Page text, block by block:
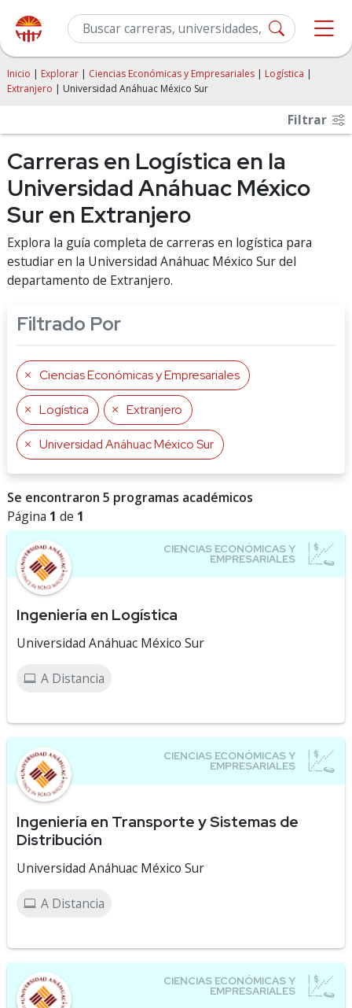
Inicio | Explorar | Ciencias Económicas y Empresariales | Logística |
Extranjero | Universidad Anáhuac México Sur
Filtrar
Carreras en Logística en la
Universidad Anáhuac México
Sur en Extranjero
Explora la guía completa de carreras en logística para
estudiar en la Universidad Anáhuac México Sur del
departamento de Extranjero.
Filtrado Por
Ciencias Económicas y Empresariales
Logística Extranjero
Universidad Anáhuac México Sur
Se encontraron 5 programas académicos
Página 1 de 1
Ingeniería en Logística
Universidad Anáhuac México Sur
A Distancia
Ingeniería en Transporte y Sistemas de
Distribución
Universidad Anáhuac México Sur
A Distancia